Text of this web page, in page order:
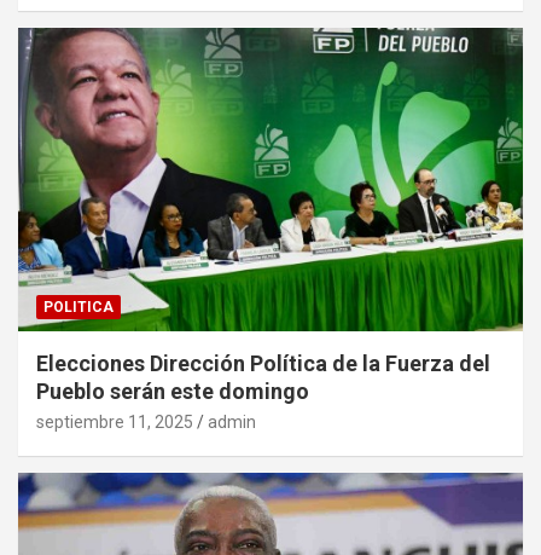
POLITICA
Elecciones Dirección Política de la Fuerza del
Pueblo serán este domingo
septiembre 11, 2025 admin